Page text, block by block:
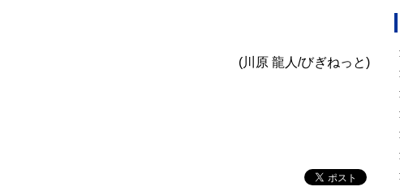
(川原 龍人/びぎねっと)